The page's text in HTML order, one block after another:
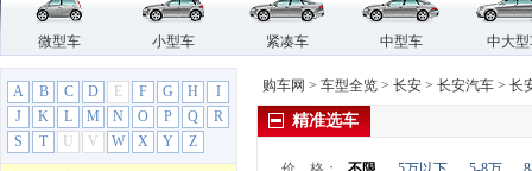
微型车 小型车 紧凑车 中型车 中大
A B C D E F G H
I
J
K L M N O P Q
R
S
T U V W X Y Z
长安CS75 PLUS
长安CS85 COUPE
长安Lumin
长安UNI-K
长安UNI-T
购车网 > 车型全览 > 长安 > 长安汽车 > 长
精准选车